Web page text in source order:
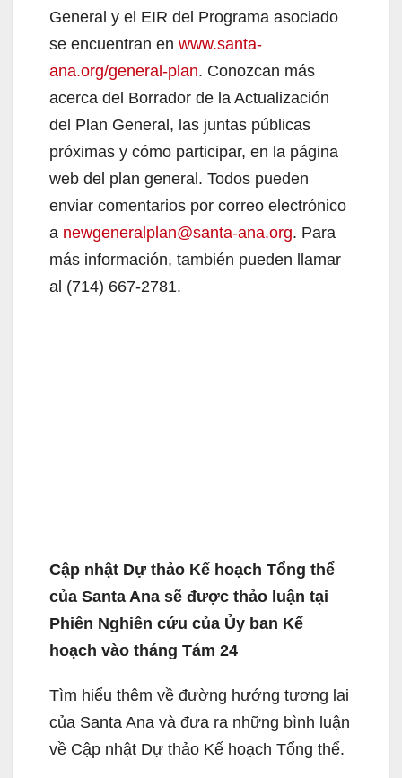
General y el EIR del Programa asociado
se encuentran en www.santa-
ana.org/general-plan. Conozcan más
acerca del Borrador de la Actualización
del Plan General, las juntas públicas
próximas y cómo participar, en la página
web del plan general. Todos pueden
enviar comentarios por correo electrónico
a newgeneralplan@santa-ana.org. Para
más información, también pueden llamar
al (714) 667-2781.
Cập nhật Dự thảo Kế hoạch Tổng thể
của Santa Ana sẽ được thảo luận tại
Phiên Nghiên cứu của Ủy ban Kế
hoạch vào tháng Tám 24
Tìm hiểu thêm về đường hướng tương lai
của Santa Ana và đưa ra những bình luận
về Cập nhật Dự thảo Kế hoạch Tổng thể.